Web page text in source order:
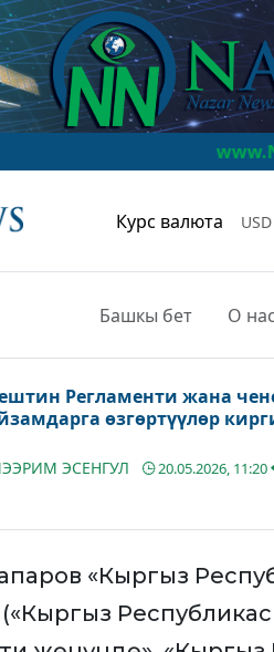
Курс валюта USD
Башкы бет О нас
Регламенти жана
өзгөртүүлөр
ЭСЕНГУЛ 20.05.2026, 11:20
«Кыргыз